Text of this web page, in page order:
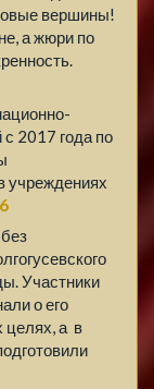
вершины!
а жюри по
с 2017 года по
учреждениях
Участники
о его
целях, а в